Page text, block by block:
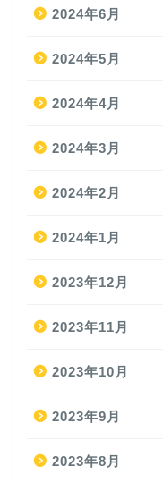
2024年6月
2024年5月
2024年4月
2024年3月
2024年2月
2024年1月
2023年12月
2023年11月
2023年10月
2023年9月
2023年8月